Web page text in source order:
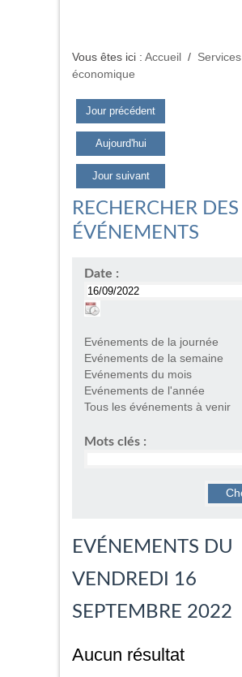
Vous êtes ici : Accueil / Services
économique
Jour précédent
Aujourd'hui
Jour suivant
RECHERCHER DES
ÉVÉNEMENTS
Date :
Evénements de la journée
Evénements de la semaine
Evénements du mois
Evénements de l'année
Tous les événements à venir
Mots clés :
EVÉNEMENTS DU
VENDREDI 16
SEPTEMBRE 2022
Aucun résultat